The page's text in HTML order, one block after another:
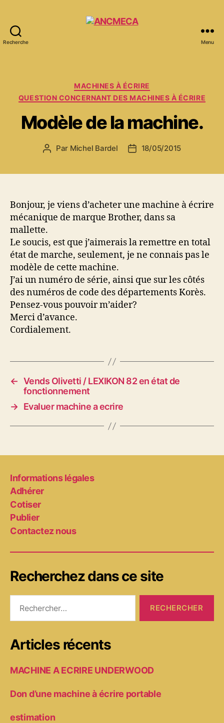
Recherche Menu
Catégories
MACHINES À ÉCRIRE
QUESTION CONCERNANT DES MACHINES À ÉCRIRE
Modèle de la machine.
Auteur
Par Michel Bardel
Date18/05/2015
Bonjour, je viens d’acheter une machine à écrire
mécanique de marque Brother, dans sa
mallette.
Le soucis, est que j’aimerais la remettre en total
état de marche, seulement, je ne connais pas le
modèle de cette machine.
J’ai un numéro de série, ainsi que sur les côtés
des numéros de code des départements Korès.
Pensez-vous pouvoir m’aider?
Merci d’avance.
Cordialement.
← Vends Olivetti / LEXIKON 82 en état de
fonctionnement
→ Evaluer machine a ecrire
Informations légales
Adhérer
Cotiser
Publier
Contactez nous
Recherchez dans ce site
Articles récents
MACHINE A ECRIRE UNDERWOOD
Don d’une machine à écrire portable
estimation